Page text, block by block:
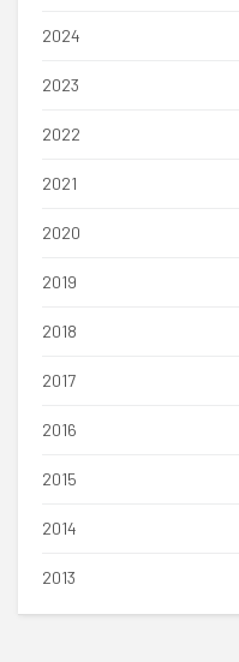
2024
2023
2022
2021
2020
2019
2018
2017
2016
2015
2014
2013